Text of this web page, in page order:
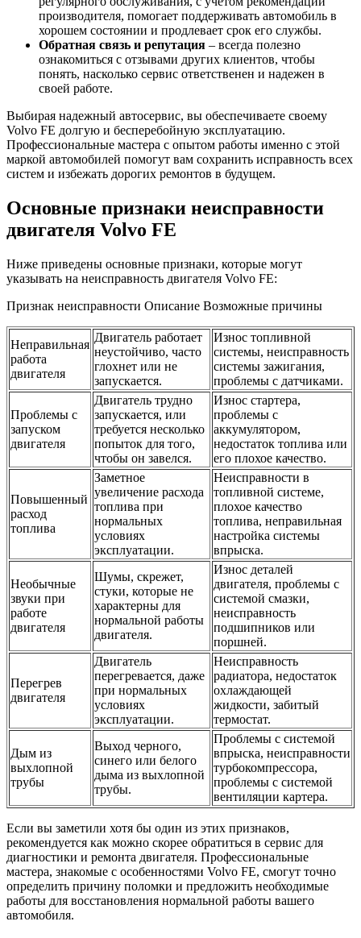
производителя, помогает поддерживать автомобиль в
хорошем состоянии и продлевает срок его службы.
Обратная связь и репутация – всегда полезно
ознакомиться с отзывами других клиентов, чтобы
понять, насколько сервис ответственен и надежен в
своей работе.
Выбирая надежный автосервис, вы обеспечиваете своему
Volvo FE долгую и бесперебойную эксплуатацию.
Профессиональные мастера с опытом работы именно с этой
маркой автомобилей помогут вам сохранить исправность всех
систем и избежать дорогих ремонтов в будущем.
Основные признаки неисправности
двигателя Volvo FE
Ниже приведены основные признаки, которые могут
указывать на неисправность двигателя Volvo FE:
Признак неисправности Описание Возможные причины
Неправильная
работа
двигателя
Двигатель работает
неустойчиво, часто
глохнет или не
запускается.
Износ топливной
системы, неисправность
системы зажигания,
проблемы с датчиками.
Проблемы с
запуском
двигателя
Двигатель трудно
запускается, или
требуется несколько
попыток для того,
чтобы он завелся.
Износ стартера,
проблемы с
аккумулятором,
недостаток топлива или
его плохое качество.
Повышенный
расход
топлива
Заметное
увеличение расхода
топлива при
нормальных
условиях
эксплуатации.
Неисправности в
топливной системе,
плохое качество
топлива, неправильная
настройка системы
впрыска.
Необычные
звуки при
работе
двигателя
Шумы, скрежет,
стуки, которые не
характерны для
нормальной работы
двигателя.
Износ деталей
двигателя, проблемы с
системой смазки,
неисправность
подшипников или
поршней.
Перегрев
двигателя
Двигатель
перегревается, даже
при нормальных
условиях
эксплуатации.
Неисправность
радиатора, недостаток
охлаждающей
жидкости, забитый
термостат.
Дым из
выхлопной
трубы
Выход черного,
синего или белого
дыма из выхлопной
трубы.
Проблемы с системой
впрыска, неисправности
турбокомпрессора,
проблемы с системой
вентиляции картера.
Если вы заметили хотя бы один из этих признаков,
рекомендуется как можно скорее обратиться в сервис для
диагностики и ремонта двигателя. Профессиональные
мастера, знакомые с особенностями Volvo FE, смогут точно
определить причину поломки и предложить необходимые
работы для восстановления нормальной работы вашего
автомобиля.